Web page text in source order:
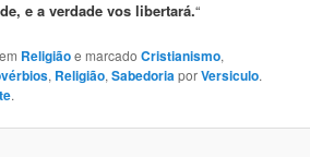
e a verdade vos libertará.“
Religiãoe marcadoCristianismo,
, Religião,Sabedoria porVersiculo.
.